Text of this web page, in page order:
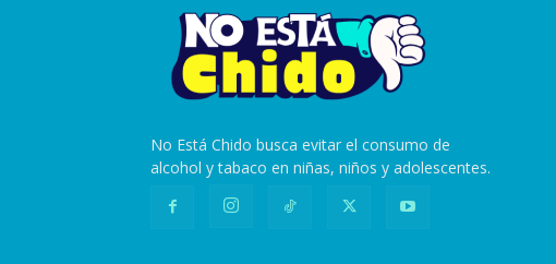
No Está Chido busca evitar el consumo de
alcohol y tabaco en niñas, niños y adolescentes.